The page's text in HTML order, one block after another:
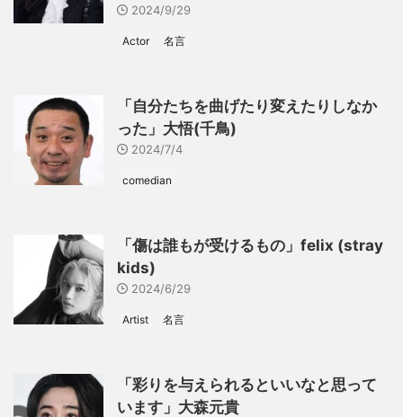
2024/9/29
Actor 名言
「自分たちを曲げたり変えたりしなか
った」大悟(千鳥)
2024/7/4
comedian
「傷は誰もが受けるもの」felix (stray
kids)
2024/6/29
Artist 名言
「彩りを与えられるといいなと思って
います」大森元貴